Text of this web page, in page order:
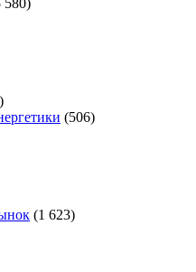
580)
(506)
(1 623)